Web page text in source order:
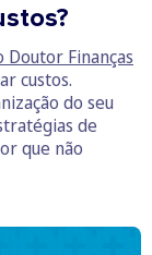
Finanças
custos.
do seu
de
que não